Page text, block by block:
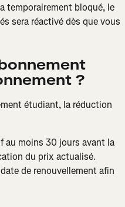
temporairement bloqué, le
sera réactivé dès que vous
?
étudiant, la réduction
au moins 30 jours avant la
du prix actualisé.
de renouvellement afin